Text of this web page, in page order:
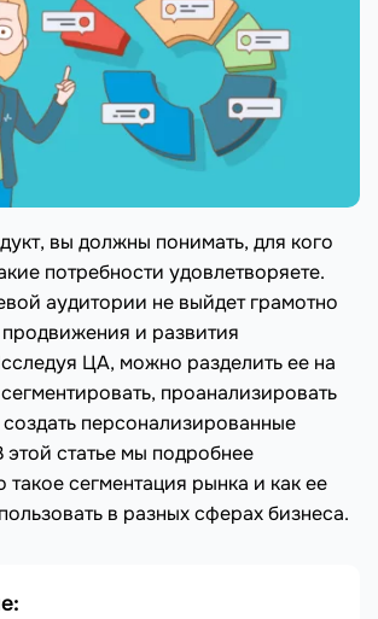
вы должны понимать, для кого
потребности удовлетворяете.
аудитории не выйдет грамотно
продвижения и развития
ЦА, можно разделить ее на
проанализировать
персонализированные
статье мы подробнее
такое сегментация рынка и как ее
в разных сферах бизнеса.